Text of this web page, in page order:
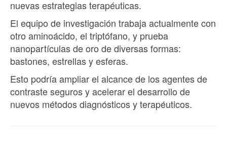
nuevas estrategias terapéuticas.
El equipo de investigación trabaja actualmente con
otro aminoácido, el triptófano, y prueba
nanopartículas de oro de diversas formas:
bastones, estrellas y esferas.
Esto podría ampliar el alcance de los agentes de
contraste seguros y acelerar el desarrollo de
nuevos métodos diagnósticos y terapéuticos.